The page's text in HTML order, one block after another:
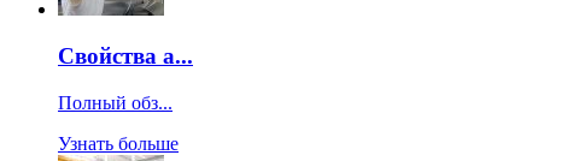
Свойства а...
Полный обз...
Узнать больше